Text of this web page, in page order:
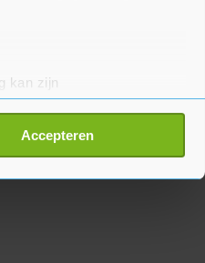
kan zijn
detailgedeelte
Accepteren